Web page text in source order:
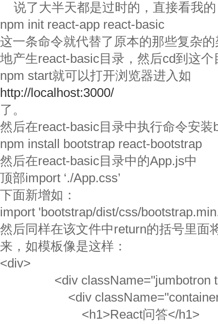
说了大半天都是过时的，直接看我的
npm init react-app react-basic
这一条命令就代替了原本的那些复杂
地产生react-basic目录，然后cd到这个
npm start就可以打开浏览器进入如
http://localhost:3000/
了。
然后在react-basic目录中执行命令安装
npm install bootstrap react-bootstrap
然后在react-basic目录中的App.js中
顶部import ‘./App.css’
下面新增如：
import 'bootstrap/dist/css/
然后同样在该文件中return的括号里面
来，如模板像是这样：
<div>
<div className="jumbotron
<div
<h1>React问答</h1>